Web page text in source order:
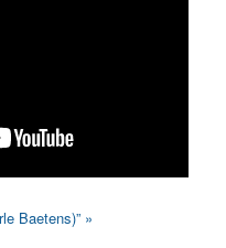
Baetens)” »